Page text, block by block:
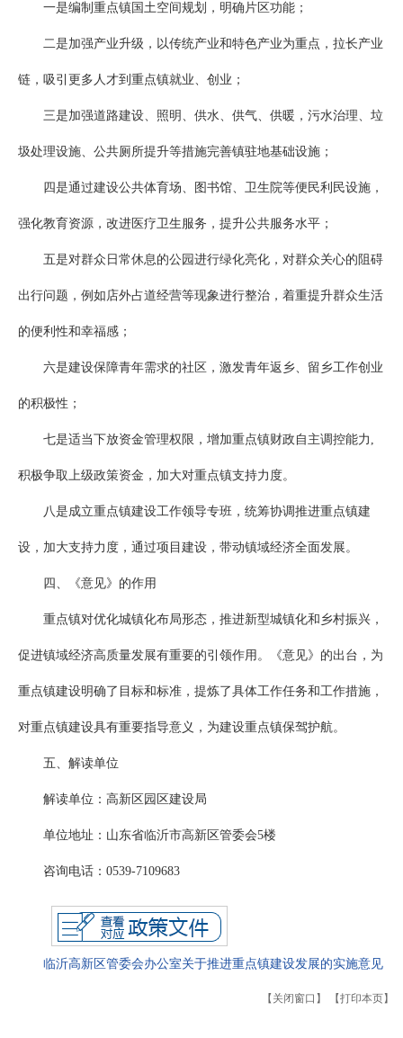
一是编制重点镇国土空间规划，明确片区功能；
二是加强产业升级，以传统产业和特色产业为重点，拉长产业
链，吸引更多人才到重点镇就业、创业；
三是加强道路建设、照明、供水、供气、供暖，污水治理、垃
圾处理设施、公共厕所提升等措施完善镇驻地基础设施；
四是通过建设公共体育场、图书馆、卫生院等便民利民设施，
强化教育资源，改进医疗卫生服务，提升公共服务水平；
五是对群众日常休息的公园进行绿化亮化，对群众关心的阻碍
出行问题，例如店外占道经营等现象进行整治，着重提升群众生活
的便利性和幸福感；
六是建设保障青年需求的社区，激发青年返乡、留乡工作创业
的积极性；
七是适当下放资金管理权限，增加重点镇财政自主调控能力,
积极争取上级政策资金，加大对重点镇支持力度。
八是成立重点镇建设工作领导专班，统筹协调推进重点镇建
设，加大支持力度，通过项目建设，带动镇域经济全面发展。
四、《意见》的作用
重点镇对优化城镇化布局形态，推进新型城镇化和乡村振兴，
促进镇域经济高质量发展有重要的引领作用。《意见》的出台，为
重点镇建设明确了目标和标准，提炼了具体工作任务和工作措施，
对重点镇建设具有重要指导意义，为建设重点镇保驾护航。
五、解读单位
解读单位：高新区园区建设局
单位地址：山东省临沂市高新区管委会5楼
咨询电话：0539-7109683
临沂高新区管委会办公室关于推进重点镇建设发展的实施意见
【关闭窗口】 【打印本页】